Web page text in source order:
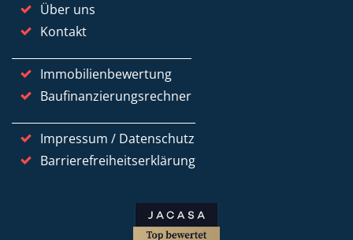
Über uns
Kontakt
Immobilienbewertung
Baufinanzierungsrechner
Impressum / Datenschutz
Barrierefreiheitserklärung